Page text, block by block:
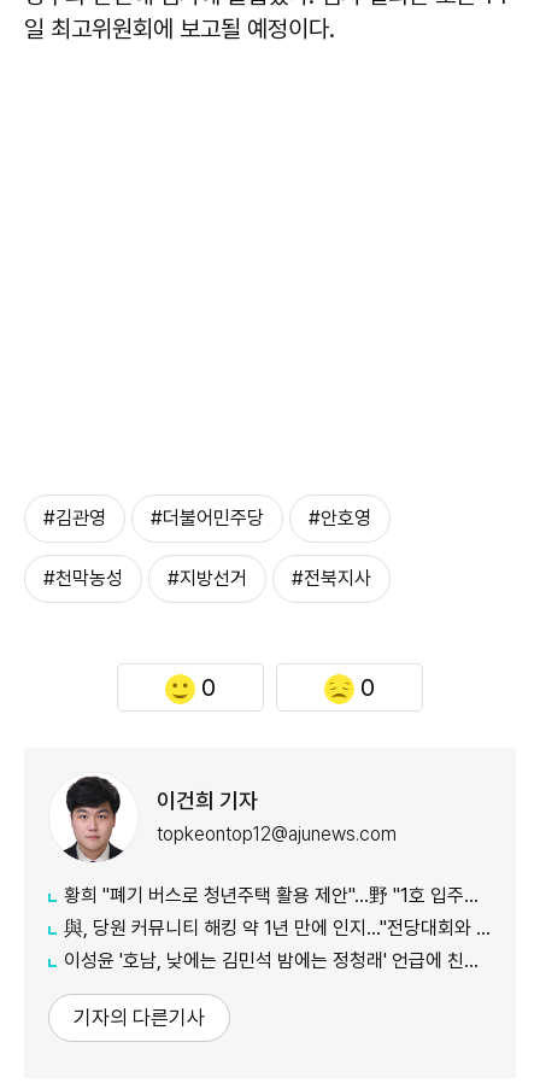
일 최고위원회에 보고될 예정이다.
#김관영 #더불어민주당 #안호영
#천막농성 #지방선거 #전북지사
0 0
이건희 기자
topkeontop12@ajunews.com
황희 "폐기 버스로 청년주택 활용 제안"…野 "1호 입주하라"
與, 당원 커뮤니티 해킹 약 1년 만에 인지…"전당대회와 무관"
이성윤 '호남, 낮에는 김민석 밤에는 정청래' 언급에 친명계 반발…"한심한 수준"
기자의 다른기사